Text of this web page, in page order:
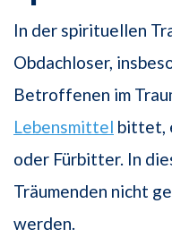
In der spirituellen
Obdachloser,
Betroffenen im
Lebensmittel bittet,
oder Fürbitter. In
Träumenden nicht
werden.